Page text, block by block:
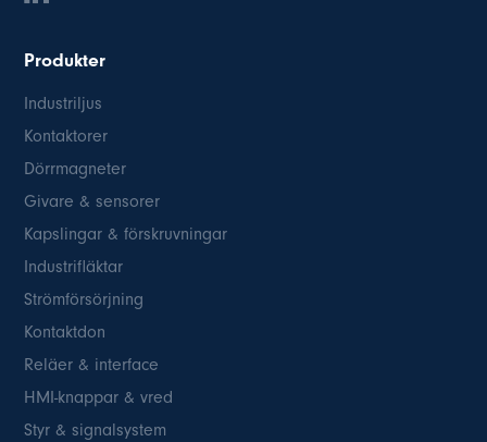
Produkter
Industriljus
Kontaktorer
Dörrmagneter
Givare & sensorer
Kapslingar & förskruvningar
Industrifläktar
Strömförsörjning
Kontaktdon
Reläer & interface
HMI-knappar & vred
Styr & signalsystem